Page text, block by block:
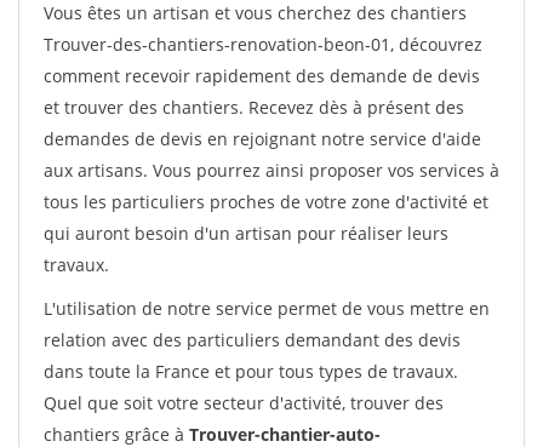
Vous êtes un artisan et vous cherchez des chantiers
Trouver-des-chantiers-renovation-beon-01, découvrez
comment recevoir rapidement des demande de devis
et trouver des chantiers. Recevez dès à présent des
demandes de devis en rejoignant notre service d'aide
aux artisans. Vous pourrez ainsi proposer vos services à
tous les particuliers proches de votre zone d'activité et
qui auront besoin d'un artisan pour réaliser leurs
travaux.
L'utilisation de notre service permet de vous mettre en
relation avec des particuliers demandant des devis
dans toute la France et pour tous types de travaux.
Quel que soit votre secteur d'activité, trouver des
chantiers grâce à Trouver-chantier-auto-